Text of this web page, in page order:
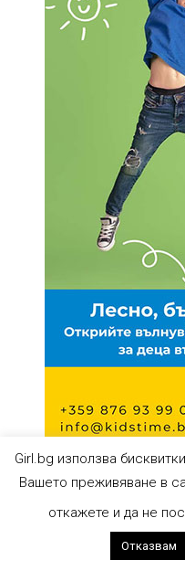
Girl.bg използва
Вашето преживяване в
откажете и да не
Отказвам